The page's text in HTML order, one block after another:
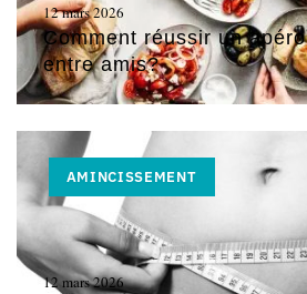
12 mars 2026
Comment réussir un apéro
entre amis?
AMINCISSEMENT
12 mars 2026